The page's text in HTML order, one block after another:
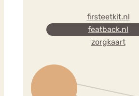
firsteetkit.nl
featback.nl
zorgkaart